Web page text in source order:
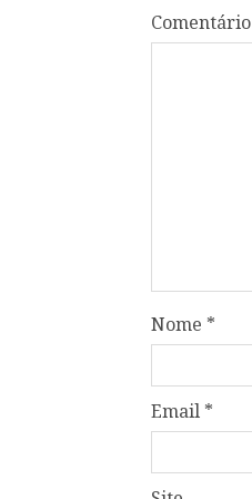
Nome *
Email *